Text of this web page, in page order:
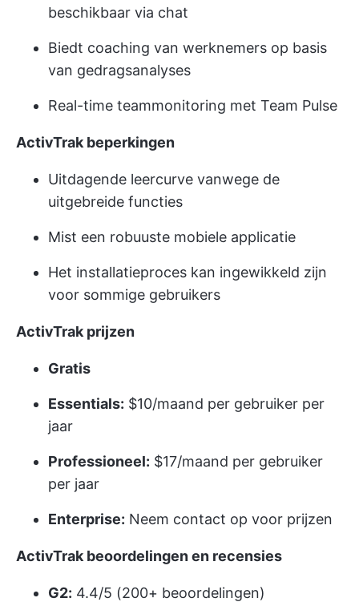
beschikbaar via chat
Biedt coaching van werknemers op basis
van gedragsanalyses
Real-time teammonitoring met Team Pulse
ActivTrak beperkingen
Uitdagende leercurve vanwege de
uitgebreide functies
Mist een robuuste mobiele applicatie
Het installatieproces kan ingewikkeld zijn
voor sommige gebruikers
ActivTrak prijzen
Gratis
Essentials: $10/maand per gebruiker per
jaar
Professioneel: $17/maand per gebruiker
per jaar
Enterprise: Neem contact op voor prijzen
ActivTrak beoordelingen en recensies
G2: 4.4/5 (200+ beoordelingen)